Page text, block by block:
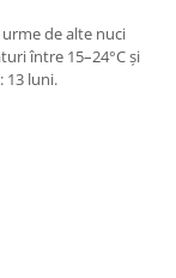
de alte nuci
între 15–24°C și
13 luni.